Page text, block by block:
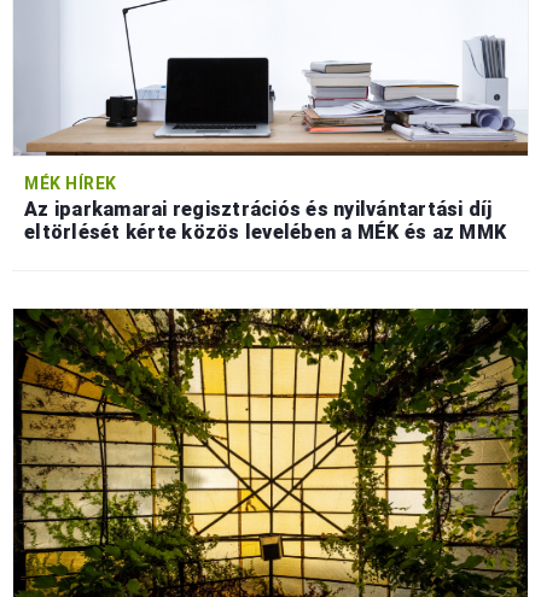
MÉK HÍREK
Az iparkamarai regisztrációs és nyilvántartási díj
eltörlését kérte közös levelében a MÉK és az MMK